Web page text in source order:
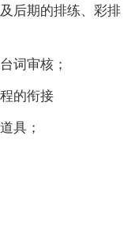
后期的排练、彩排
词审核；
的衔接
具；